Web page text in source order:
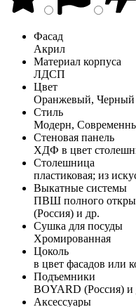
Фасад
Акрил
Материал корпуса
ЛДСП
Цвет
Оранжевый, Черный
Стиль
Модерн,
Стеновая панель
ХДФ в цвет
Столешница
пластиковая; из
Выкатные системы
ПВШ полного
(Россия) и др.
Сушка для посуды
Хромированная
Цоколь
в цвет фасадов или
Подъемники
BOYARD (Россия) и
Аксессуары